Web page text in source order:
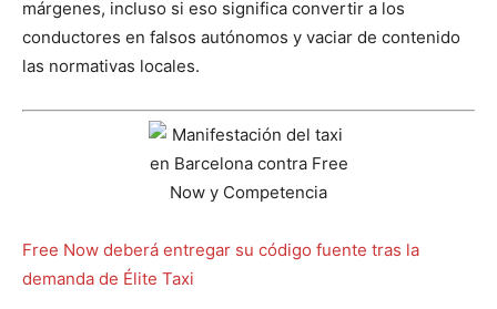
márgenes, incluso si eso significa convertir a los
conductores en falsos autónomos y vaciar de contenido
las normativas locales.
Free Now deberá entregar su código fuente tras la
demanda de Élite Taxi